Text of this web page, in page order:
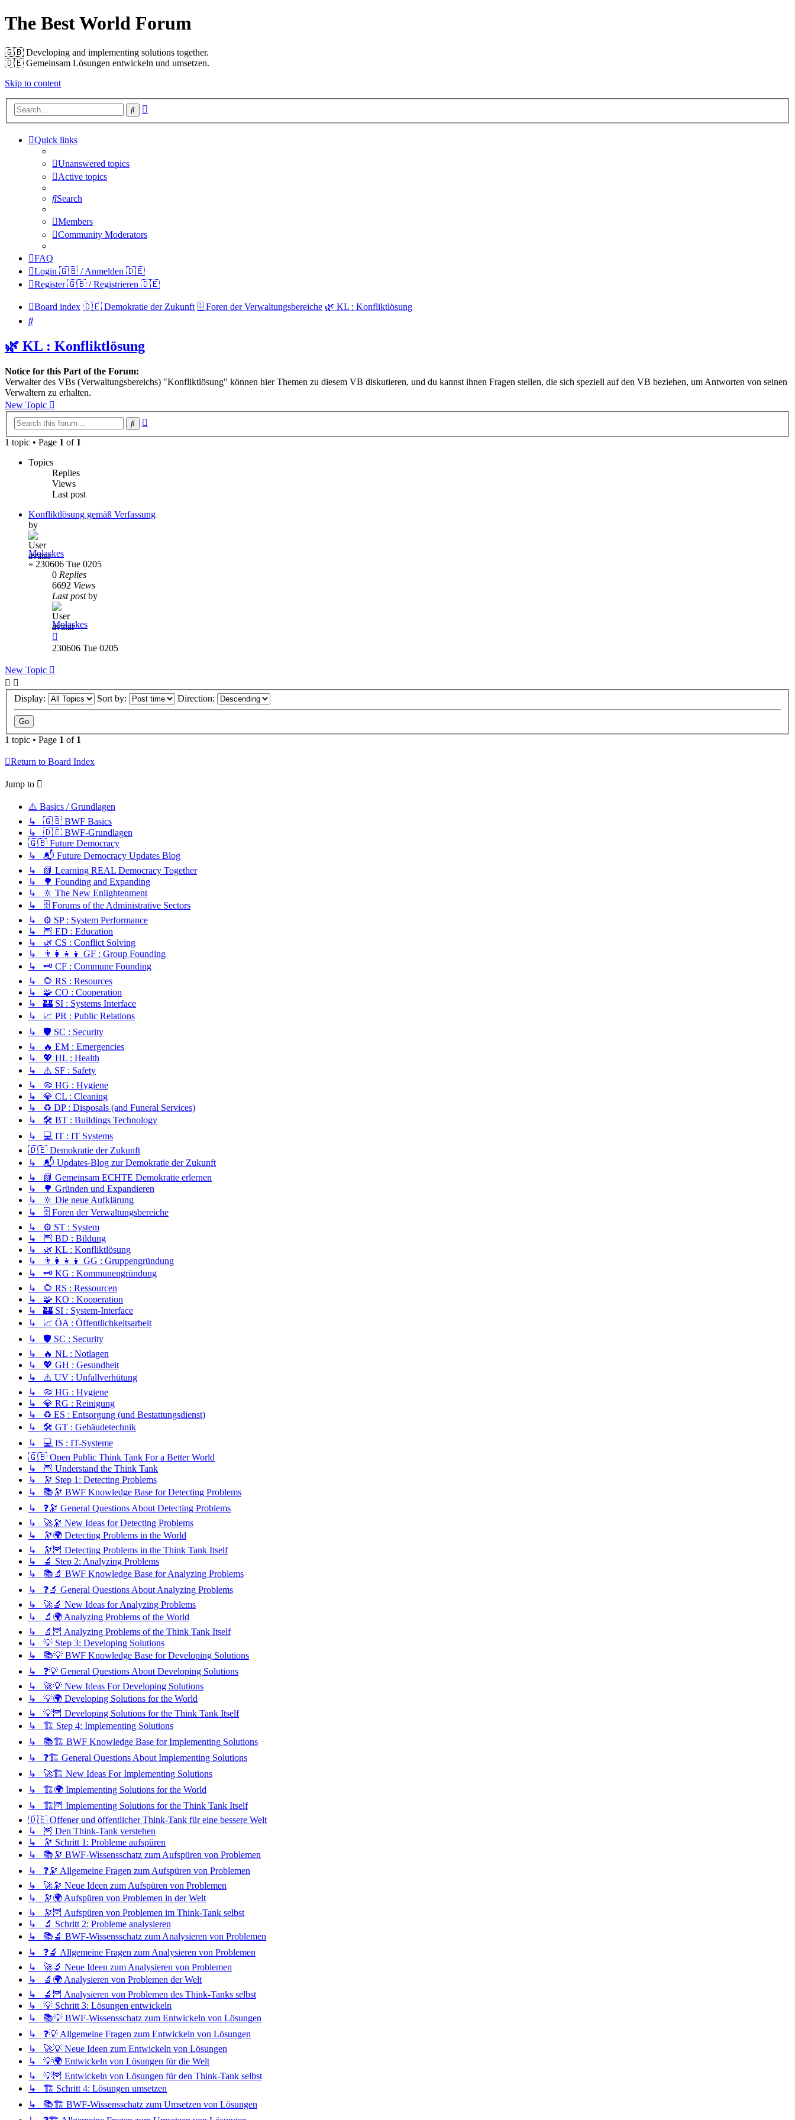
The Best World Forum
🇬🇧️ Developing and implementing solutions together.
🇩🇪️ Gemeinsam Lösungen entwickeln und umsetzen.
Skip to content
Search
Quick links
Unanswered topics
Active topics
Search
Members
Community Moderators
FAQ
Login 🇬🇧 / Anmelden 🇩🇪
Register 🇬🇧 / Registrieren 🇩🇪
Board index 🇩🇪 Demokratie der Zukunft 🗄️ Foren der Verwaltungsbereiche 🌿 KL : Konfliktlösung
Search
🌿 KL : Konfliktlösung
Notice for this Part of the Forum:
Verwalter des VBs (Verwaltungsbereichs) "Konfliktlösung" können hier Themen zu diesem VB diskutieren, und du kannst ihnen Fragen stellen, die sich speziell auf den VB beziehen, um Antworten von seinen
Verwaltern zu erhalten.
New Topic
Search
1 topic • Page 1 of 1
Topics
Replies
Views
Last post
Konfliktlösung gemäß Verfassung
by
Molaskes
» 230606 Tue 0205
0 Replies
6692 Views
Last postby
Molaskes
230606 Tue 0205
New Topic
Display: Sort by: Direction:
1 topic • Page 1 of 1
Return to Board Index
Jump to
⚠️ Basics / Grundlagen
↳ 🇬🇧 BWF Basics
↳ 🇩🇪 BWF-Grundlagen
🇬🇧 Future Democracy
↳ 📬 Future Democracy Updates Blog
↳ 📗 Learning REAL Democracy Together
↳ 🌳 Founding and Expanding
↳ 🔆 The New Enlightenment
↳ 🗄️ Forums of the Administrative Sectors
↳ ⚙️ SP : System Performance
↳ 🦉 ED : Education
↳ 🌿 CS : Conflict Solving
↳ 👨‍👩‍👧‍👦 GF : Group Founding
↳ 🗝️ CF : Commune Founding
↳ 🌻 RS : Resources
↳ 🧩 CO : Cooperation
↳ 🏰 SI : Systems Interface
↳ 📈 PR : Public Relations
↳ 🛡️ SC : Security
↳ 🔥 EM : Emergencies
↳ 💖 HL : Health
↳ ⚠️ SF : Safety
↳ 🦠 HG : Hygiene
↳ 💎 CL : Cleaning
↳ ♻️ DP : Disposals (and Funeral Services)
↳ 🛠️ BT : Buildings Technology
↳ 💻 IT : IT Systems
🇩🇪 Demokratie der Zukunft
↳ 📬 Updates-Blog zur Demokratie der Zukunft
↳ 📗 Gemeinsam ECHTE Demokratie erlernen
↳ 🌳 Gründen und Expandieren
↳ 🔆 Die neue Aufklärung
↳ 🗄️ Foren der Verwaltungsbereiche
↳ ⚙️ ST : System
↳ 🦉 BD : Bildung
↳ 🌿 KL : Konfliktlösung
↳ 👨‍👩‍👧‍👦 GG : Gruppengründung
↳ 🗝️ KG : Kommunengründung
↳ 🌻 RS : Ressourcen
↳ 🧩 KO : Kooperation
↳ 🏰 SI : System-Interface
↳ 📈 ÖA : Öffentlichkeitsarbeit
↳ 🛡️ SC : Security
↳ 🔥 NL : Notlagen
↳ 💖 GH : Gesundheit
↳ ⚠️ UV : Unfallverhütung
↳ 🦠 HG : Hygiene
↳ 💎 RG : Reinigung
↳ ♻️ ES : Entsorgung (und Bestattungsdienst)
↳ 🛠️ GT : Gebäudetechnik
↳ 💻 IS : IT-Systeme
🇬🇧 Open Public Think Tank For a Better World
↳ 🦉 Understand the Think Tank
↳ 🔭 Step 1: Detecting Problems
↳ 📚🔭 BWF Knowledge Base for Detecting Problems
↳ ❓🔭 General Questions About Detecting Problems
↳ 🚀🔭 New Ideas for Detecting Problems
↳ 🔭🌍 Detecting Problems in the World
↳ 🔭🦉 Detecting Problems in the Think Tank Itself
↳ 🔬 Step 2: Analyzing Problems
↳ 📚🔬 BWF Knowledge Base for Analyzing Problems
↳ ❓🔬 General Questions About Analyzing Problems
↳ 🚀🔬 New Ideas for Analyzing Problems
↳ 🔬🌍 Analyzing Problems of the World
↳ 🔬🦉 Analyzing Problems of the Think Tank Itself
↳ 💡 Step 3: Developing Solutions
↳ 📚💡 BWF Knowledge Base for Developing Solutions
↳ ❓💡 General Questions About Developing Solutions
↳ 🚀💡 New Ideas For Developing Solutions
↳ 💡🌍 Developing Solutions for the World
↳ 💡🦉 Developing Solutions for the Think Tank Itself
↳ 🏗️ Step 4: Implementing Solutions
↳ 📚🏗️ BWF Knowledge Base for Implementing Solutions
↳ ❓🏗️ General Questions About Implementing Solutions
↳ 🚀🏗️ New Ideas For Implementing Solutions
↳ 🏗️🌍 Implementing Solutions for the World
↳ 🏗️🦉 Implementing Solutions for the Think Tank Itself
🇩🇪 Offener und öffentlicher Think-Tank für eine bessere Welt
↳ 🦉 Den Think-Tank verstehen
↳ 🔭 Schritt 1: Probleme aufspüren
↳ 📚🔭 BWF-Wissensschatz zum Aufspüren von Problemen
↳ ❓🔭 Allgemeine Fragen zum Aufspüren von Problemen
↳ 🚀🔭 Neue Ideen zum Aufspüren von Problemen
↳ 🔭🌍 Aufspüren von Problemen in der Welt
↳ 🔭🦉 Aufspüren von Problemen im Think-Tank selbst
↳ 🔬 Schritt 2: Probleme analysieren
↳ 📚🔬 BWF-Wissensschatz zum Analysieren von Problemen
↳ ❓🔬 Allgemeine Fragen zum Analysieren von Problemen
↳ 🚀🔬 Neue Ideen zum Analysieren von Problemen
↳ 🔬🌍 Analysieren von Problemen der Welt
↳ 🔬🦉 Analysieren von Problemen des Think-Tanks selbst
↳ 💡 Schritt 3: Lösungen entwickeln
↳ 📚💡 BWF-Wissensschatz zum Entwickeln von Lösungen
↳ ❓💡 Allgemeine Fragen zum Entwickeln von Lösungen
↳ 🚀💡 Neue Ideen zum Entwickeln von Lösungen
↳ 💡🌍 Entwickeln von Lösungen für die Welt
↳ 💡🦉 Entwickeln von Lösungen für den Think-Tank selbst
↳ 🏗️ Schritt 4: Lösungen umsetzen
↳ 📚🏗️ BWF-Wissensschatz zum Umsetzen von Lösungen